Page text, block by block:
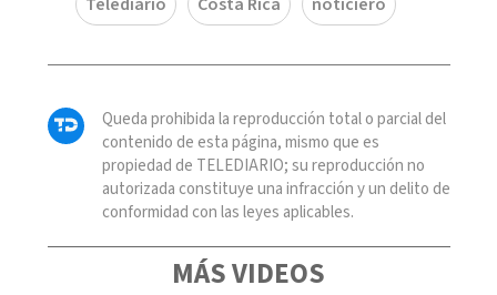
Queda prohibida la reproducción total o parcial del
contenido de esta página, mismo que es
propiedad de TELEDIARIO; su reproducción no
autorizada constituye una infracción y un delito de
conformidad con las leyes aplicables.
MÁS VIDEOS